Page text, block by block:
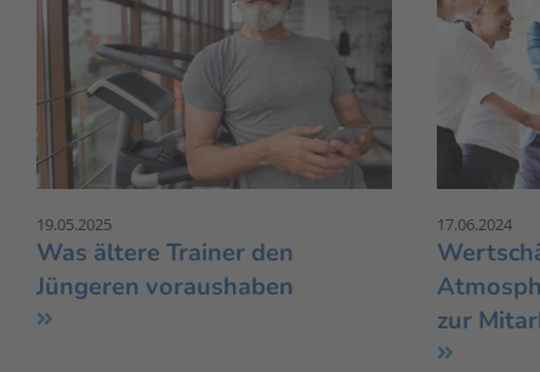
19.05.2025
Was ältere Trainer den
Jüngeren voraushaben
17.06.2024
zur